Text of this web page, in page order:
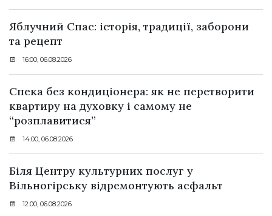
Яблучний Спас: історія, традиції, заборони
та рецепт
16:00, 06.08.2026
Спека без кондиціонера: як не перетворити
квартиру на духовку і самому не
“розплавитися”
14:00, 06.08.2026
Біля Центру культурних послуг у
Вільногірську відремонтують асфальт
12:00, 06.08.2026